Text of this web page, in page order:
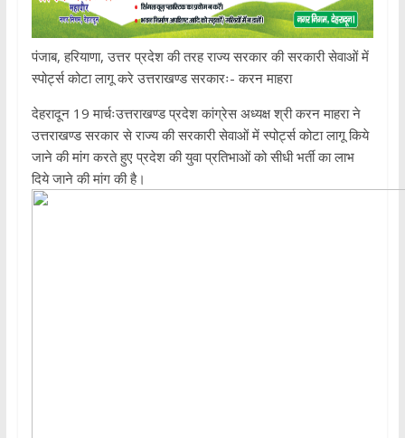
पंजाब, हरियाणा, उत्तर प्रदेश की तरह राज्य सरकार की सरकारी सेवाओं में
स्पोर्ट्स कोटा लागू करे उत्तराखण्ड सरकारः- करन माहरा
देहरादून 19 मार्चःउत्तराखण्ड प्रदेश कांग्रेस अध्यक्ष श्री करन माहरा ने
उत्तराखण्ड सरकार से राज्य की सरकारी सेवाओं में स्पोर्ट्स कोटा लागू किये
जाने की मांग करते हुए प्रदेश की युवा प्रतिभाओं को सीधी भर्ती का लाभ
दिये जाने की मांग की है।